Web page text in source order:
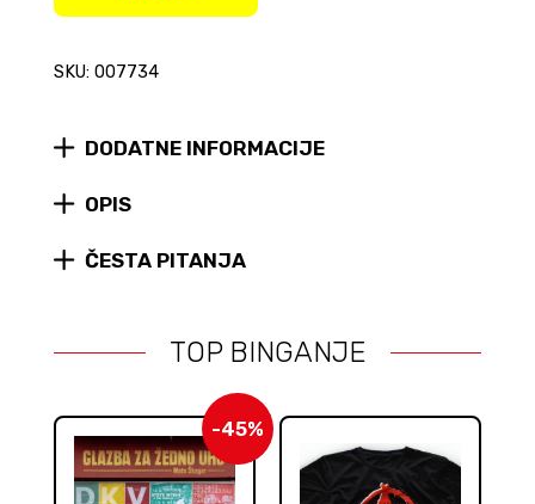
waitlist
product
SKU: 007734
DODATNE INFORMACIJE
OPIS
ČESTA PITANJA
TOP BINGANJE
-45%